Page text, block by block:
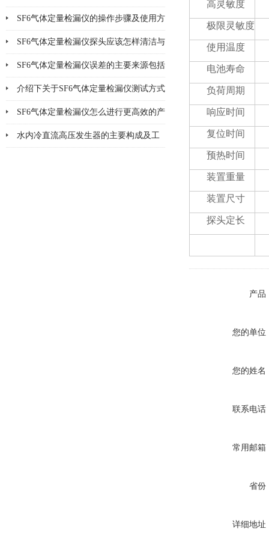
好产品
SF6气体定量检漏仪的操作步骤及使用方
法说明
SF6气体定量检漏仪探头应该怎样清洁与
更换
SF6气体定量检漏仪误差的主要来源包括
哪8个方面
介绍下关于SF6气体定量检漏仪测试方式
的优缺点
SF6气体定量检漏仪怎么进行更高效的产
品检漏?
水内冷直流高压发生器的主要构成及工
高灵敏度
极限灵敏度
使用温度
电池寿命
负荷周期
响应时间
复位时间
预热时间
装置重量
装置尺寸
探头定长
产品
您的单位
您的姓名
联系电话
常用邮箱
省份
详细地址